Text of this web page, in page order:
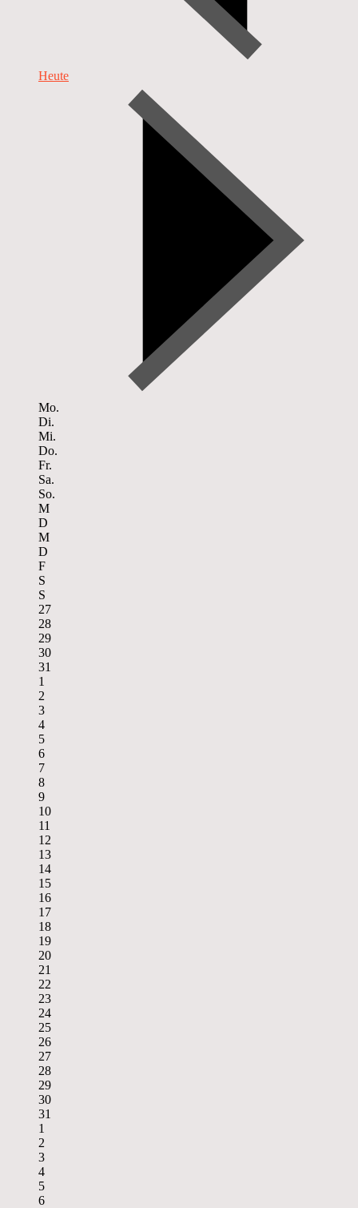
Heute
Mo.
Di.
Mi.
Do.
Fr.
Sa.
So.
M
D
M
D
F
S
S
27
28
29
30
31
1
2
3
4
5
6
7
8
9
10
11
12
13
14
15
16
17
18
19
20
21
22
23
24
25
26
27
28
29
30
31
1
2
3
4
5
6